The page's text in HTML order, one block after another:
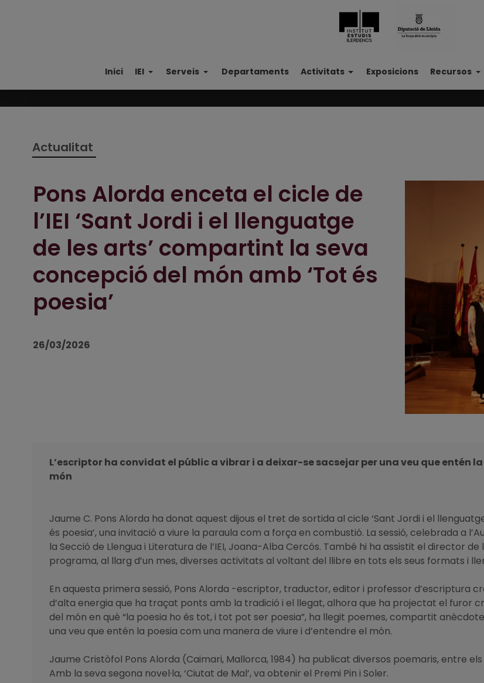
Inici IEI Serveis Departaments Activitats Exposicions Recursos
Actualitat
Pons Alorda enceta el cicle de
l’IEI ‘Sant Jordi i el llenguatge
de les arts’ compartint la seva
concepció del món amb ‘Tot és
poesia’
26/03/2026
L’escriptor ha convidat el públic a vibrar i a deixar-se sacsejar per una veu que entén
món
Jaume C. Pons Alorda ha donat aquest dijous el tret de sortida al cicle ‘Sant Jordi i el
és poesia’, una invitació a viure la paraula com a força en combustió. La sessió, celebrada a
la Secció de Llengua i Literatura de l’IEI, Joana-Alba Cercós. També hi ha assistit el director de
programa, al llarg d’un mes, diverses activitats al voltant del llibre en tots els seus formats i
En aquesta primera sessió, Pons Alorda -escriptor, traductor, editor i professor d’escriptura
d’alta energia que ha traçat ponts amb la tradició i el llegat, alhora que ha projectat el furor
del món en què “la poesia ho és tot, i tot pot ser poesia”, ha llegit poemes, compartit
una veu que entén la poesia com una manera de viure i d’entendre el món.
Jaume Cristòfol Pons Alorda (Caimari, Mallorca, 1984) ha publicat diversos poemaris, entre els
Amb la seva segona novel·la, ‘Ciutat de Mal’, va obtenir el Premi Pin i Soler.